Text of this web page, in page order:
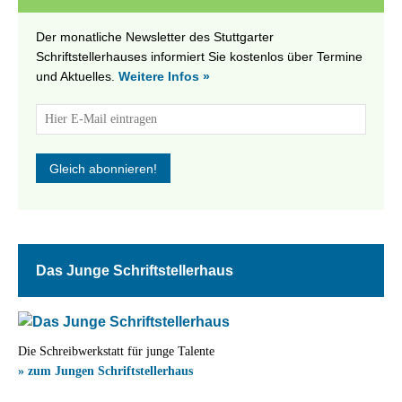
Der monatliche Newsletter des Stuttgarter
Schriftstellerhauses informiert Sie kostenlos über Termine
und Aktuelles. Weitere Infos »
Das Junge Schriftstellerhaus
Die Schreibwerkstatt für junge Talente
» zum Jungen Schriftstellerhaus